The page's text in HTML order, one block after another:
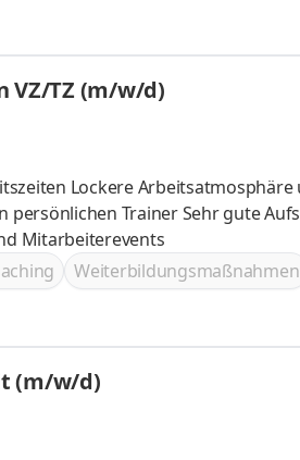
VZ/TZ (m/w/d)
Team
Aufstiegschancen bis hin zur
und Mitarbeiterevents
Weiterbildungsmaßnahmen
(m/w/d)